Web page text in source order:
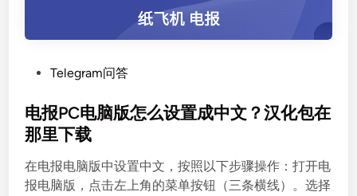
s
t
d
i
Telegram问答
电报PC电脑版怎么设置成中文？汉化包在
那里下载
在电报电脑版中设置中文，按照以下步骤操作：打开电
报电脑版，点击左上角的菜单按钮（三条横线）。选择